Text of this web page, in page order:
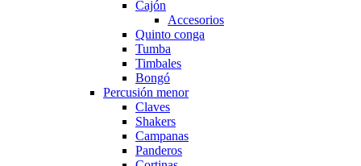
Cajón
Accesorios
Quinto conga
Tumba
Timbales
Bongó
Percusión menor
Claves
Shakers
Campanas
Panderos